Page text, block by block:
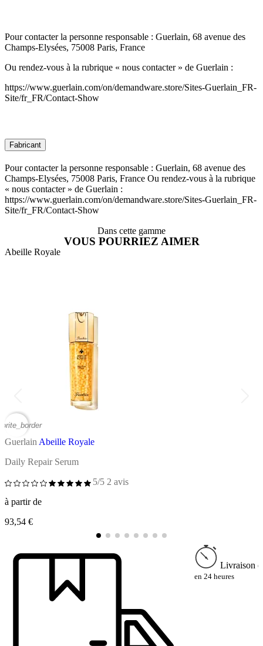
Pour contacter la personne responsable : Guerlain, 68 avenue des
Champs-Elysées, 75008 Paris, France
Ou rendez-vous à la rubrique « nous contacter » de Guerlain :
https://www.guerlain.com/on/demandware.store/Sites-Guerlain_FR-
Site/fr_FR/Contact-Show
Fabricant
Pour contacter la personne responsable : Guerlain, 68 avenue des
Champs-Elysées, 75008 Paris, France Ou rendez-vous à la rubrique
« nous contacter » de Guerlain :
https://www.guerlain.com/on/demandware.store/Sites-Guerlain_FR-
Site/fr_FR/Contact-Show
Dans cette gamme
VOUS POURRIEZ AIMER
Abeille Royale
Guerlain Abeille Royale
Daily Repair Serum
5/5 2 avis
à partir de
93,54 €
Livraison
en 24 heures